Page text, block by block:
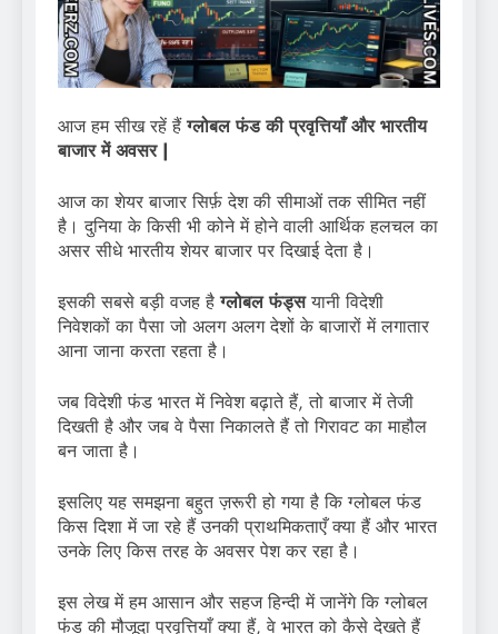
आज हम सीख रहें हैंग्लोबल फंड की प्रवृत्तियाँ और भारतीय
बाजार में अवसर |
आज का शेयर बाजार सिर्फ़ देश की सीमाओं तक सीमित नहीं
है। दुनिया के किसी भी कोने में होने वाली आर्थिक हलचल का
असर सीधे भारतीय शेयर बाजार पर दिखाई देता है।
इसकी सबसे बड़ी वजह हैग्लोबल फंड्सयानी विदेशी
निवेशकों का पैसा जो अलग अलग देशों के बाजारों में लगातार
आना जाना करता रहता है।
जब विदेशी फंड भारत में निवेश बढ़ाते हैं, तो बाजार में तेजी
दिखती है और जब वे पैसा निकालते हैं तो गिरावट का माहौल
बन जाता है।
इसलिए यह समझना बहुत ज़रूरी हो गया है कि ग्लोबल फंड
किस दिशा में जा रहे हैं उनकी प्राथमिकताएँ क्या हैं और भारत
उनके लिए किस तरह के अवसर पेश कर रहा है।
इस लेख में हम आसान और सहज हिन्दी में जानेंगे कि ग्लोबल
फंड की मौजूदा प्रवृत्तियाँ क्या हैं, वे भारत को कैसे देखते हैं